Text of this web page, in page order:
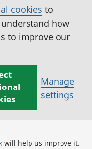
cookies to
how
to improve our
Manage
settings
will help us improve it.